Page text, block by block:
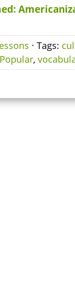
· Tags:
Popular,